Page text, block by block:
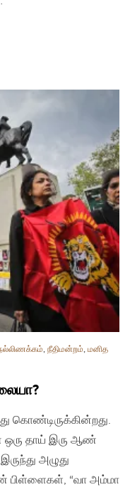
, நீதிமன்றம், மனித
கொண்டிருக்கின்றது.
ஒரு தாய் இரு ஆண்
அழுது
பிள்ளைகள், “வா அம்மா